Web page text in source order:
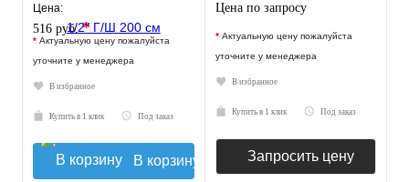
Цена:
516 руб.*
* Актуальную цену пожалуйста
уточните у менеджера
В избранное
Купить в 1 клик Под заказ
В корзину
ELKA
Цена по запросу
* Актуальную цену пожалуйста
уточните у менеджера
В избранное
Купить в 1 клик Под заказ
Запросить цену